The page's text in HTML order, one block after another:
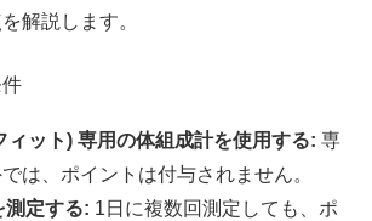
解説します。
ィット) 専用の体組成計を使用する: 専
は、ポイントは付与されません。
測定する: 1日に複数回測定しても、ポ